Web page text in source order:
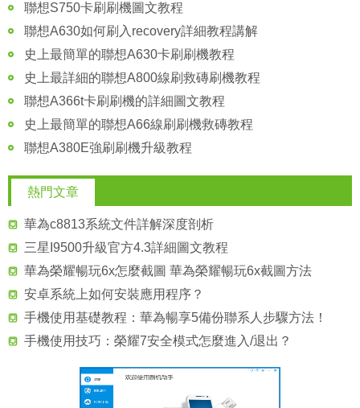
聯想S750卡刷刷機圖文教程
聯想A630如何刷入recovery詳細教程講解
史上最簡單的聯想A630卡刷刷機教程
史上最詳細的聯想A800線刷救磚刷機教程
聯想A366t卡刷刷機的詳細圖文教程
史上最簡單的聯想A66線刷刷機救磚教程
聯想A380E強刷刷機升級教程
熱門文章
華為c8813系統文件詳解深度剖析
三星I9500升級官方4.3詳細圖文教程
華為榮耀暢玩6x怎麼截圖 華為榮耀暢玩6x截圖方法
安卓系統上如何安裝應用程序？
手機使用基礎教程：華為暢享5備份聯系人步驟方法！
手機使用技巧：榮耀7安全模式怎麼進入/退出？